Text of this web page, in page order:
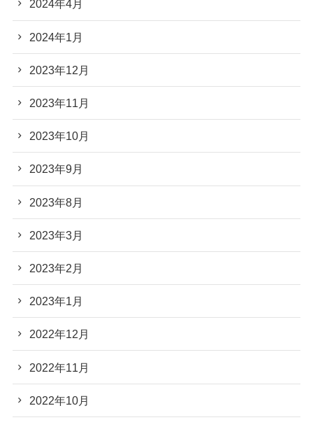
2024年4月
2024年1月
2023年12月
2023年11月
2023年10月
2023年9月
2023年8月
2023年3月
2023年2月
2023年1月
2022年12月
2022年11月
2022年10月